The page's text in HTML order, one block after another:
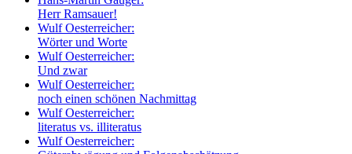
Herr Ramsauer!
Wulf Oesterreicher:
Wörter und Worte
Wulf Oesterreicher:
Und zwar
Wulf Oesterreicher:
noch einen schönen Nachmittag
Wulf Oesterreicher:
literatus vs. illiteratus
Wulf Oesterreicher: